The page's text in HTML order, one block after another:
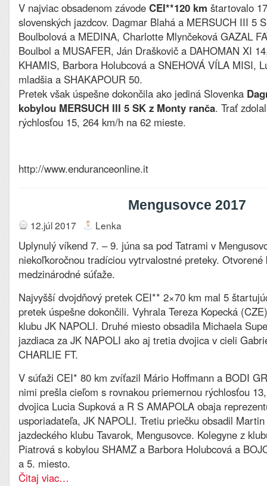
V najviac obsadenom závode CEI**120 km štartovalo
slovenských jazdcov. Dagmar Blahá a MERSUCH III 5
Boulbolová a MEDINA, Charlotte Mlynčeková GAZAL
Boulbol a MUSAFER, Ján Draškovič a DAHOMAN XI
KHAMIS, Barbora Holubcová a SNEHOVÁ VÍLA MISI,
mladšia a SHAKAPOUR 50.
Pretek však úspešne dokončila ako jediná Slovenka
kobylou MERSUCH III 5 SK z Monty ranča. Trať
rýchlosťou 15, 264 km/h na 62 mieste.
http://www.enduranceonline.it
Mengusovce 2017
12.júl 2017 Lenka
Uplynulý víkend 7. – 9. júna sa pod Tatrami v
niekoľkoročnou tradíciou vytrvalostné preteky. Otvorené
medzinárodné súťaže.
Najvyšší dvojdňový pretek CEI** 2×70 km mal 5
pretek úspešne dokončili. Vyhrala Tereza Kopecká
klubu JK NAPOLI. Druhé miesto obsadila Michaela
jazdiaca za JK NAPOLI ako aj tretia dvojica v cieli
CHARLIE FT.
V súťaži CEI* 80 km zvíťazil Mário Hoffmann a BODI
nimi prešla cieľom s rovnakou priemernou rýchlosťou
dvojica Lucia Supková a R S AMAPOLA obaja
usporiadateľa, JK NAPOLI. Tretiu priečku obsadil
jazdeckého klubu Tavarok, Mengusovce. Kolegyne z
Piatrová s kobylou SHAMZ a Barbora Holubcová a
a 5. miesto.
Čitaj viac…